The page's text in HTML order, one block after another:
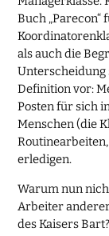
Buch
als auch die
Unterscheidung
Definition vor:
Posten für sich
Menschen (die
erledigen.
Warum nun
Arbeiter
des Kaisers